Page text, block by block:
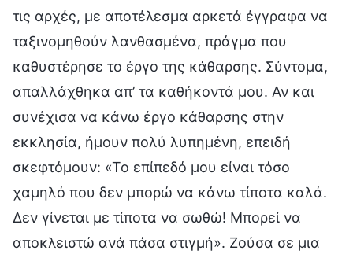
τις αρχές, με αποτέλεσμα αρκετά έγγραφα να
ταξινομηθούν λανθασμένα, πράγμα που
καθυστέρησε το έργο της κάθαρσης. Σύντομα,
απαλλάχθηκα απ’ τα καθήκοντά μου. Αν και
συνέχισα να κάνω έργο κάθαρσης στην
εκκλησία, ήμουν πολύ λυπημένη, επειδή
σκεφτόμουν: «Το επίπεδό μου είναι τόσο
χαμηλό που δεν μπορώ να κάνω τίποτα καλά.
Δεν γίνεται με τίποτα να σωθώ! Μπορεί να
αποκλειστώ ανά πάσα στιγμή». Ζούσα σε μια